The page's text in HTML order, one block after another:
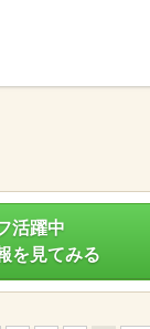
活躍中
を見てみる